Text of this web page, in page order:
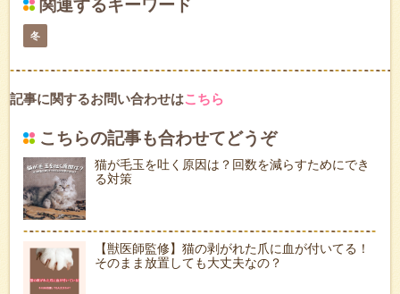
関連するキーワード
冬
記事に関するお問い合わせはこちら
こちらの記事も合わせてどうぞ
猫が毛玉を吐く原因は？回数を減らすためにでき
る対策
【獣医師監修】猫の剥がれた爪に血が付いてる！
そのまま放置しても大丈夫なの？